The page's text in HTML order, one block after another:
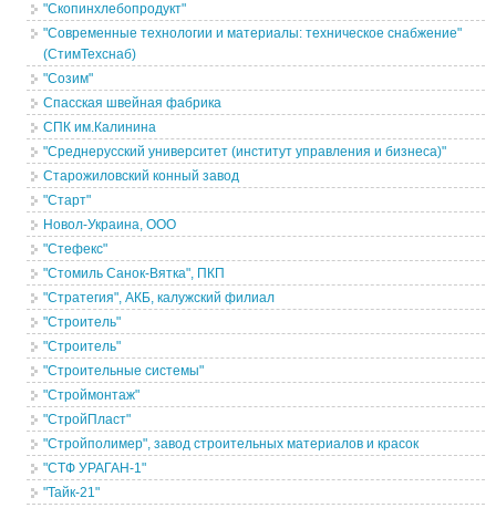
"Скопинхлебопродукт"
"Современные технологии и материалы: техническое снабжение"
(СтимТехснаб)
"Созим"
Спасская швейная фабрика
СПК им.Калинина
"Среднерусский университет (институт управления и бизнеса)"
Старожиловский конный завод
"Старт"
Новол-Украина, ООО
"Стефекс"
"Стомиль Санок-Вятка", ПКП
"Стратегия", АКБ, калужский филиал
"Строитель"
"Строитель"
"Строительные системы"
"Строймонтаж"
"СтройПласт"
"Стройполимер", завод строительных материалов и красок
"СТФ УРАГАН-1"
"Тайк-21"